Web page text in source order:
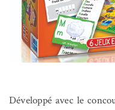
Développé avec le